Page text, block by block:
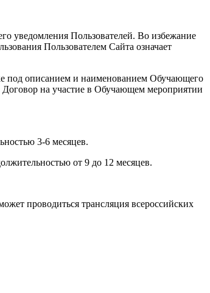
уведомления Пользователей. Во избежание
Пользователем Сайта означает
под описанием и наименованием Обучающего
Договор на участие в Обучающем мероприятии
3-6 месяцев.
от 9 до 12 месяцев.
проводиться трансляция всероссийских